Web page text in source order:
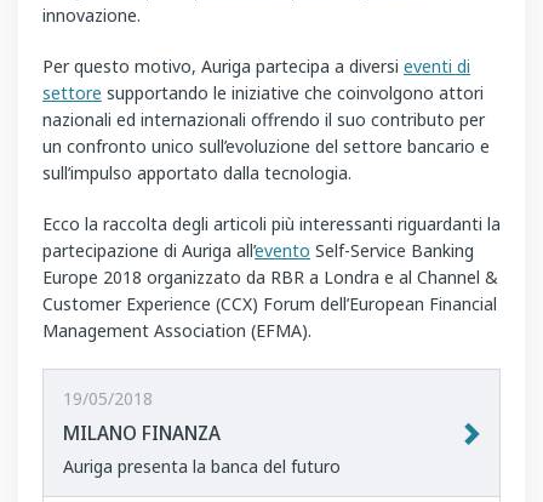
innovazione.
Per questo motivo, Auriga partecipa a diversi eventi di
settore supportando le iniziative che coinvolgono attori
nazionali ed internazionali offrendo il suo contributo per
un confronto unico sull’evoluzione del settore bancario e
sull’impulso apportato dalla tecnologia.
Ecco la raccolta degli articoli più interessanti riguardanti la
partecipazione di Auriga all’evento Self-Service Banking
Europe 2018 organizzato da RBR a Londra e al Channel &
Customer Experience (CCX) Forum dell’European Financial
Management Association (EFMA).
19/05/2018
MILANO FINANZA
Auriga presenta la banca del futuro